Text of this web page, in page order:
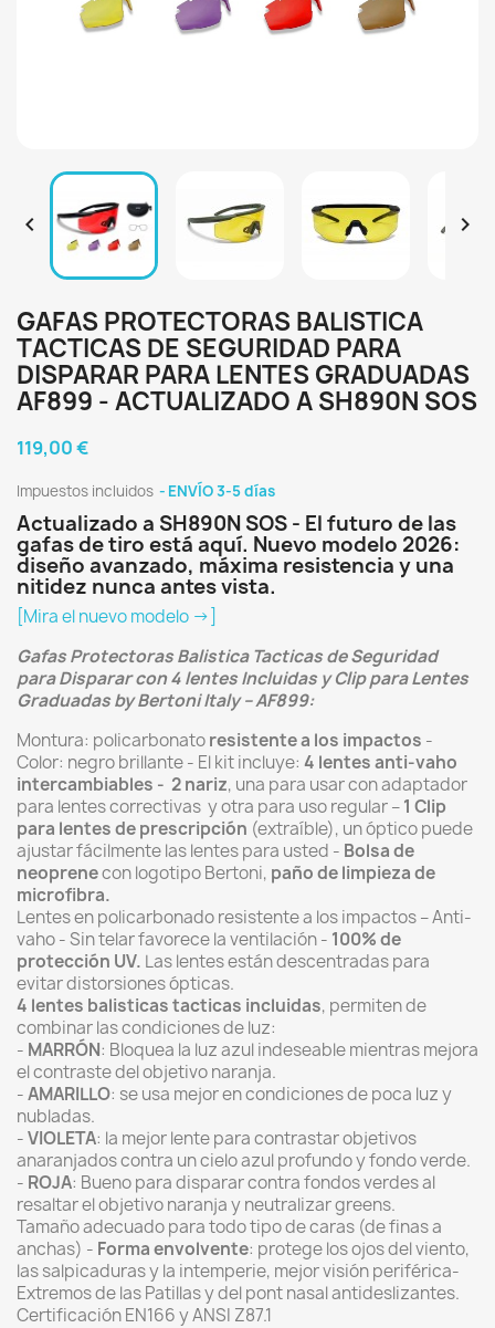
 
GAFAS PROTECTORAS BALISTICA
TACTICAS DE SEGURIDAD PARA
DISPARAR PARA LENTES GRADUADAS
AF899 - ACTUALIZADO A SH890N SOS
119,00 €
Impuestos incluidos ENVÍO 3-5 días
Actualizado a SH890N SOS - El futuro de las
gafas de tiro está aquí. Nuevo modelo 2026:
diseño avanzado, máxima resistencia y una
nitidez nunca antes vista.
[Mira el nuevo modelo →]
Gafas Protectoras Balistica Tacticas de Seguridad
para Disparar con 4 lentes Incluidas y Clip para Lentes
Graduadas by Bertoni Italy – AF899:
Montura: policarbonatoresistente a los impactos -
Color: negro brillante - El kit incluye: 4 lentes anti-vaho
intercambiables - 2 nariz, una para usar con adaptador
para lentes correctivas y otra para uso regular –1 Clip
para lentes de prescripción (extraíble), un óptico puede
ajustar fácilmente las lentes para usted - Bolsa de
neoprenecon logotipo Bertoni, paño de limpieza de
microfibra.
Lentes en policarbonado resistente a los impactos – Anti-
vaho - Sin telar favorece la ventilación - 100% de
protección UV. Las lentes están descentradas para
evitar distorsiones ópticas.
4 lentes balisticas tacticas incluidas, permiten de
combinar las condiciones de luz:
- MARRÓN: Bloquea la luz azul indeseable mientras mejora
el contraste del objetivo naranja.
-AMARILLO: se usa mejor en condiciones de poca luz y
nubladas.
-VIOLETA: la mejor lente para contrastar objetivos
anaranjados contra un cielo azul profundo y fondo verde.
- ROJA: Bueno para disparar contra fondos verdes al
resaltar el objetivo naranja y neutralizar greens.
Tamaño adecuado para todo tipo de caras (de finas a
anchas) - Forma envolvente: protege los ojos del viento,
las salpicaduras y la intemperie, mejor visión periférica-
Extremos de las Patillas y del pont nasal antideslizantes.
Certificación EN166 y ANSI Z87.1